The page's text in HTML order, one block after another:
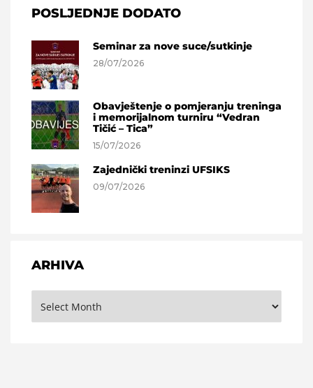
POSLJEDNJE DODATO
Seminar za nove suce/sutkinje
28/07/2026
Obavještenje o pomjeranju treninga
i memorijalnom turniru “Vedran
Tičić – Tica”
15/07/2026
Zajednički treninzi UFSIKS
09/07/2026
ARHIVA